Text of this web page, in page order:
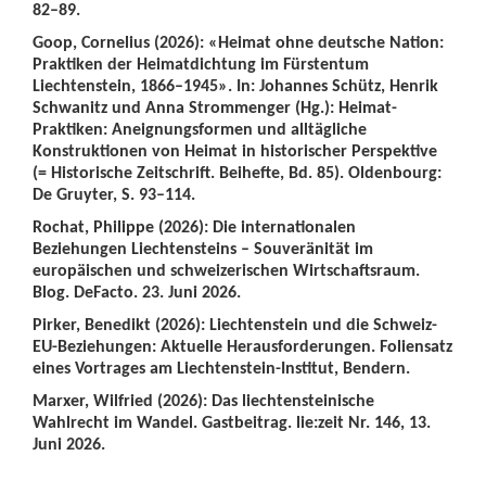
82–89.
Goop, Cornelius (2026): «Heimat ohne deutsche Nation:
Praktiken der Heimatdichtung im Fürstentum
Liechtenstein, 1866–1945». In: Johannes Schütz, Henrik
Schwanitz und Anna Strommenger (Hg.): Heimat-
Praktiken: Aneignungsformen und alltägliche
Konstruktionen von Heimat in historischer Perspektive
(= Historische Zeitschrift. Beihefte, Bd. 85). Oldenbourg:
De Gruyter, S. 93–114.
Rochat, Philippe (2026): Die internationalen
Beziehungen Liechtensteins – Souveränität im
europäischen und schweizerischen Wirtschaftsraum.
Blog. DeFacto. 23. Juni 2026.
Pirker, Benedikt (2026): Liechtenstein und die Schweiz-
EU-Beziehungen: Aktuelle Herausforderungen. Foliensatz
eines Vortrages am Liechtenstein-Institut, Bendern.
Marxer, Wilfried (2026): Das liechtensteinische
Wahlrecht im Wandel. Gastbeitrag. lie:zeit Nr. 146, 13.
Juni 2026.